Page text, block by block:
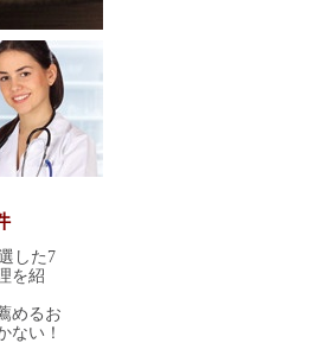
した7
を紹
めるお
ない！